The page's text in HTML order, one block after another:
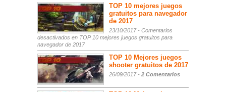
TOP 10 mejores juegos
gratuitos para navegador
de 2017
23/10/2017 - Comentarios
desactivados en TOP 10 mejores juegos gratuitos para
navegador de 2017
TOP 10 Mejores juegos
shooter gratuitos de 2017
26/09/2017 - 2 Comentarios